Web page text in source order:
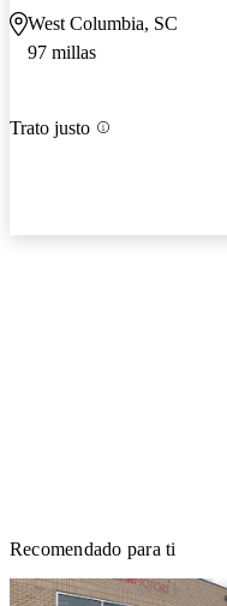
West Columbia, SC
97 millas
Trato justo
Recomendado para ti